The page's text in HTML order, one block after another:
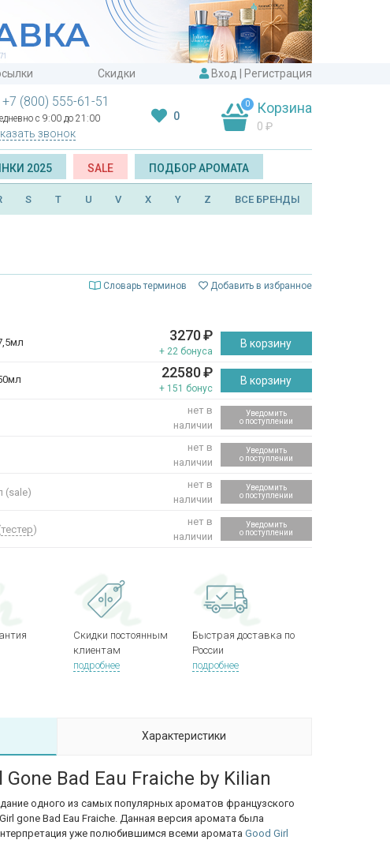
Скидки Вход Регистрация
+7 (800) 555-61-51
с 9:00 до 21:00
звонок
0
0 Корзина
0 ₽
2025 SALE ПОДБОР АРОМАТА
S T U V X Y Z ВСЕ БРЕНДЫ
Словарь терминов Добавить в избранное
3270₽
+ 22 бонуса
В корзину
22580₽
+ 151 бонус
В корзину
нет в
наличии
Уведомить
о поступлении
нет в
наличии
Уведомить
о поступлении
(sale)
нет в
наличии
Уведомить
о поступлении
тестер)
нет в
наличии
Уведомить
о поступлении
Скидки постоянным
клиентам
подробнее
Быстрая доставка по
России
подробнее
Характеристики
Bad Eau Fraiche by Kilian
одного из самых популярных ароматов французского
gone Bad Eau Fraiche. Данная версия аромата была
уже полюбившимся всеми ароматаGood Girl